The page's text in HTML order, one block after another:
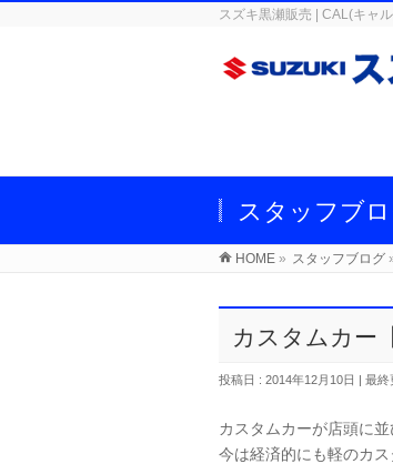
スズキ黒瀬販売 | CAL(キャ
スタッフブ
HOME » スタッフブログ
カスタムカー
投稿日 : 2014年12月10日 最終
カスタムカーが店頭に
今は経済的にも軽のカ